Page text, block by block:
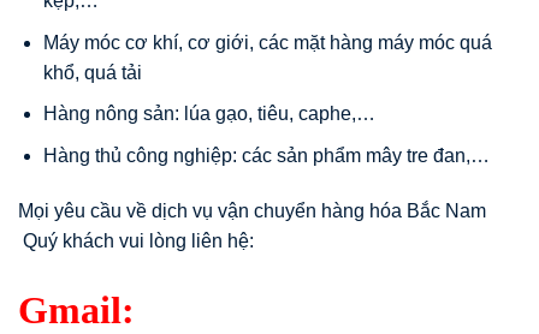
Máy móc cơ khí, cơ giới, các mặt hàng máy móc quá
khổ, quá tải
Hàng nông sản: lúa gạo, tiêu, caphe,…
Hàng thủ công nghiệp: các sản phẩm mây tre đan,…
Mọi yêu cầu về dịch vụ vận chuyển hàng hóa Bắc Nam
Quý khách vui lòng liên hệ:
Gmail: